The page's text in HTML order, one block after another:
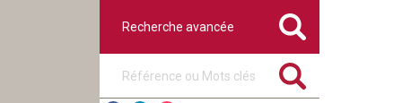
Recherche avancée